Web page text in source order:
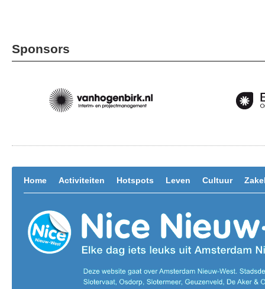
Sponsors
Home Activiteiten Hotspots Leven Cultuur